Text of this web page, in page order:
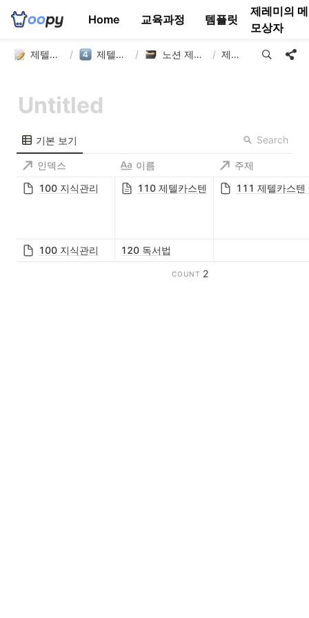
제텔카스텐 연구소 / 제텔카스텐 템플릿 / 노션 제텔카스텐 템플릿 / 제텔카스텐
기본 보기 Search
인덱스 이름
주제
100 지식관리
110 제텔카스텐 111 제텔카스텐
100 지식관리 120 독서법
COUNT 2
Home 교육과정 템플릿
제레미의 메
모상자